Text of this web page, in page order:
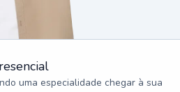
uma especialidade chegar à sua